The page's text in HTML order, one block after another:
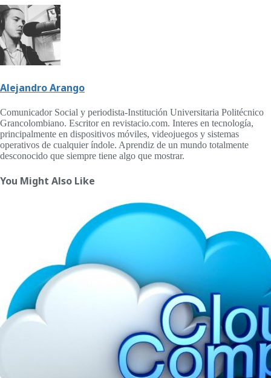
Alejandro Arango
Comunicador Social y periodista-Institución Universitaria Politécnico
Grancolombiano. Escritor en revistacio.com. Interes en tecnología,
principalmente en dispositivos móviles, videojuegos y sistemas
operativos de cualquier índole. Aprendiz de un mundo totalmente
desconocido que siempre tiene algo que mostrar.
You Might Also Like